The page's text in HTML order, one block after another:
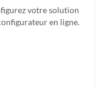
votre solution
en ligne.